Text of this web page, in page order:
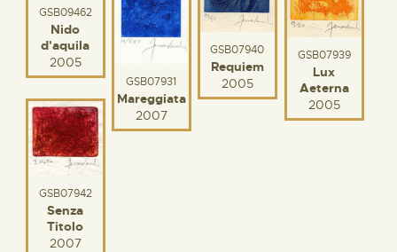
GSB07940
Requiem
2005
GSB07939
Lux
Aeterna
2005
GSB09462
Nido
d'aquila
2005
GSB07931
Mareggiata
2007
GSB07942
Senza
Titolo
2007